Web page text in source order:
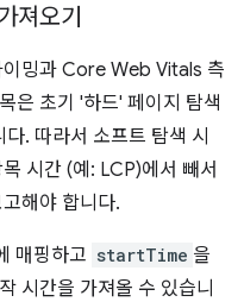
져오기
이밍과 Core Web Vitals 측
은 초기 '하드' 페이지 탐색
. 따라서 소프트 탐색 시
시간 (예: LCP)에서 빼서
해야 합니다.
매핑하고 startTime 을
시간을 가져올 수 있습니